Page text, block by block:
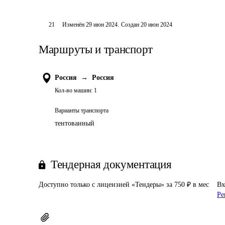
21 Изменён29 июн 2024. Создан 20 июн 2024
Маршруты и транспорт
Россия → Россия
Кол-во машин: 1
Варианты транспорта
тентованный
Тендерная документация
Доступно только с лицензией «Тендеры» за 750 ₽ в мес